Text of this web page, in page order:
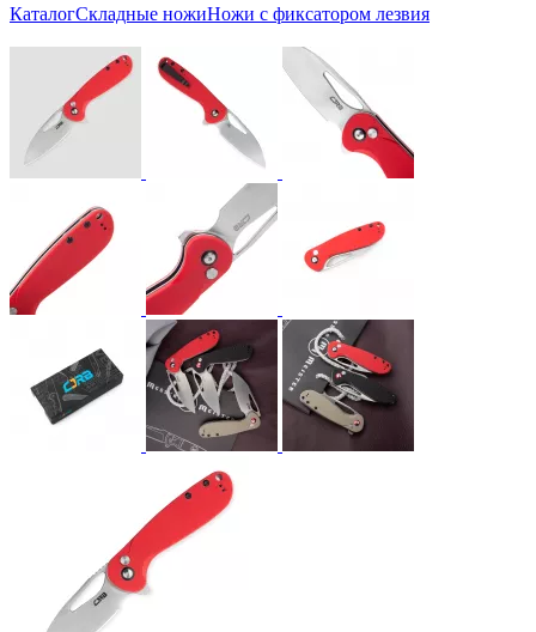
КаталогСкладные ножиНожи с фиксатором лезвия